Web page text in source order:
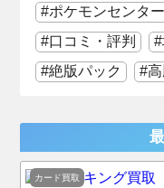
ポケモンセンター
口コミ・評判
絶版パック
カード買取